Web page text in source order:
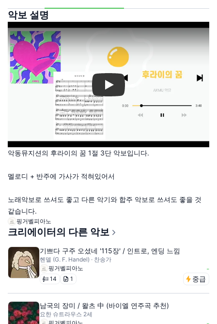
악보 설명
Play
악동뮤지션의 후라이의 꿈 1절 3단 악보입니다.
멜로디 + 반주에 가사가 적혀있어서
노래악보로 쓰셔도 좋고 다른 악기와 합주 악보로 쓰셔도 좋을 것
같습니다.
핑거벨피아노
크리에이터의 다른 악보
기쁘다 구주 오셨네 '115장' / 인트로, 엔딩 느낌
헨델 (G. F. Handel) · 찬송가
핑거벨피아노
-
14 1 중급
남국의 장미 / 왈츠 中 (바이엘 연주곡 추천)
요한 슈트라우스 2세
핑거벨피아노